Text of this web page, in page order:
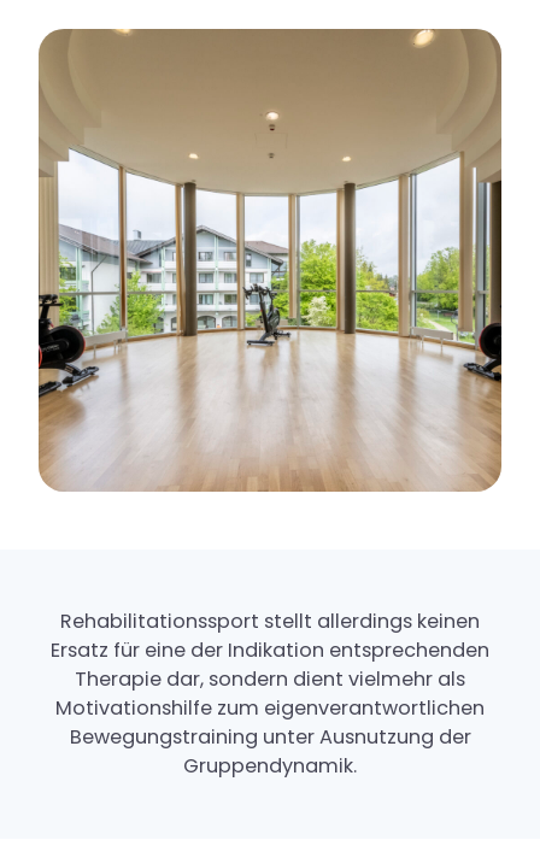
Rehabilitationssport stellt allerdings keinen
Ersatz für eine der Indikation entsprechenden
Therapie dar, sondern dient vielmehr als
Motivationshilfe zum eigenverantwortlichen
Bewegungstraining unter Ausnutzung der
Gruppendynamik.